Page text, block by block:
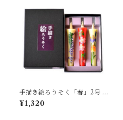
手描き絵ろうそく「春」2号 ｜
高澤ろうそく店
¥1,320